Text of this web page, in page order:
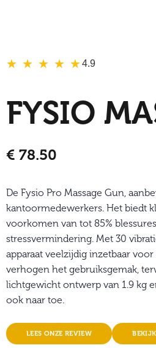
★ ★ ★ ★ ★
★ ★ ★ ★ ★4.9
FYSIO
€ 78.50
De Fysio Pro Massage Gun,
kantoormedewerkers. Het biedt
voorkomen van tot 85%
stressvermindering. Met 30
apparaat veelzijdig inzetbaar
verhogen het gebruiksgemak,
lichtgewicht ontwerp van 1.9 kg
ook naar toe.
LEES ONZE REVIEW